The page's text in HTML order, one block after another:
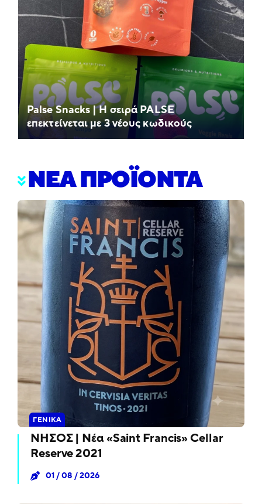
Palse Snacks | Η σειρά PALSE
επεκτείνεται με 3 νέους κωδικούς
ΝΕΑ ΠΡΟΪΟΝΤΑ
ΓΕΝΙΚΆ
ΝΗΣΟΣ | Νέα «Saint Francis» Cellar
Reserve 2021
01 / 08 / 2026